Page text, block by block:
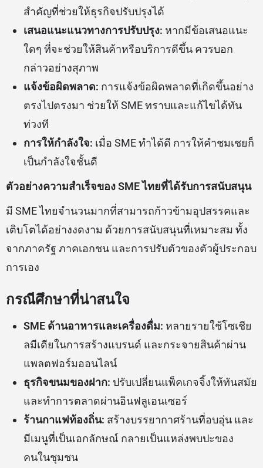
สำคัญที่ช่วยให้ธุรกิจปรับปรุงได้
เสนอแนะแนวทางการปรับปรุง: หากมีข้อเสนอแนะ
ใดๆ ที่จะช่วยให้สินค้าหรือบริการดีขึ้น ควรบอก
กล่าวอย่างสุภาพ
แจ้งข้อผิดพลาด: การแจ้งข้อผิดพลาดที่เกิดขึ้นอย่าง
ตรงไปตรงมา ช่วยให้ SME ทราบและแก้ไขได้ทัน
ท่วงที
การให้กำลังใจ: เมื่อ SME ทำได้ดี การให้คำชมเชยก็
เป็นกำลังใจชั้นดี
ตัวอย่างความสำเร็จของ SME ไทยที่ได้รับการสนับสนุน
มี SME ไทยจำนวนมากที่สามารถก้าวข้ามอุปสรรคและ
เติบโตได้อย่างงดงาม ด้วยการสนับสนุนที่เหมาะสม ทั้ง
จากภาครัฐ ภาคเอกชน และการปรับตัวของตัวผู้ประกอบ
การเอง
กรณีศึกษาที่น่าสนใจ
SME ด้านอาหารและเครื่องดื่ม: หลายรายใช้โซเชีย
ลมีเดียในการสร้างแบรนด์ และกระจายสินค้าผ่าน
แพลตฟอร์มออนไลน์
ธุรกิจขนมของฝาก: ปรับเปลี่ยนแพ็คเกจจิ้งให้ทันสมัย
และทำการตลาดผ่านอินฟลูเอนเซอร์
ร้านกาแฟท้องถิ่น: สร้างบรรยากาศร้านที่อบอุ่น และ
มีเมนูที่เป็นเอกลักษณ์ กลายเป็นแหล่งพบปะของ
คนในชุมชน